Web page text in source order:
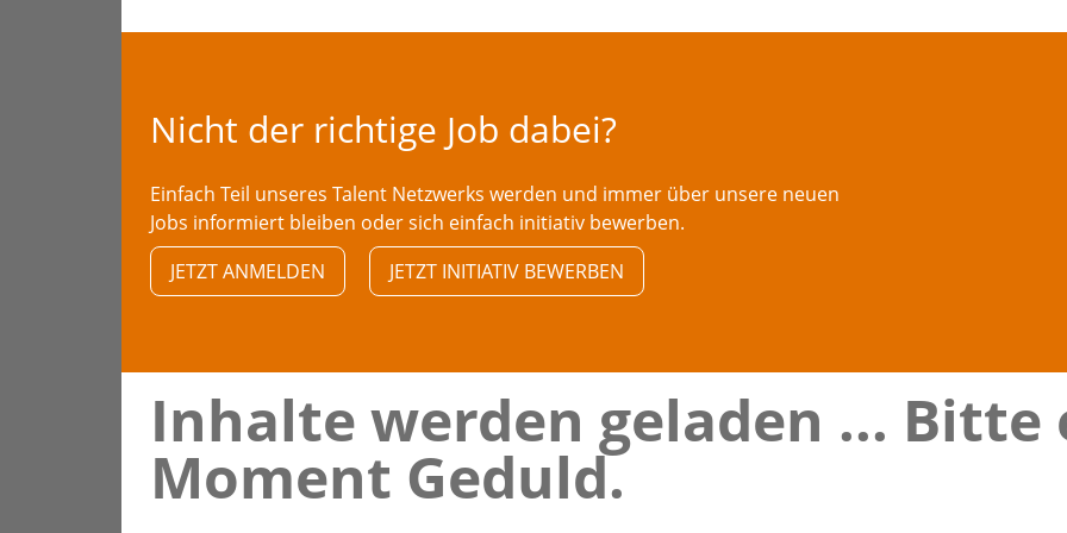
Nicht der richtige Job dabei?
Einfach Teil unseres Talent Netzwerks werden und immer über unsere neuen
Jobs informiert bleiben oder sich einfach initiativ bewerben.
JETZT ANMELDEN
JETZT INITIATIV BEWERBEN
Inhalte werden geladen ... Bitte
Moment Geduld.